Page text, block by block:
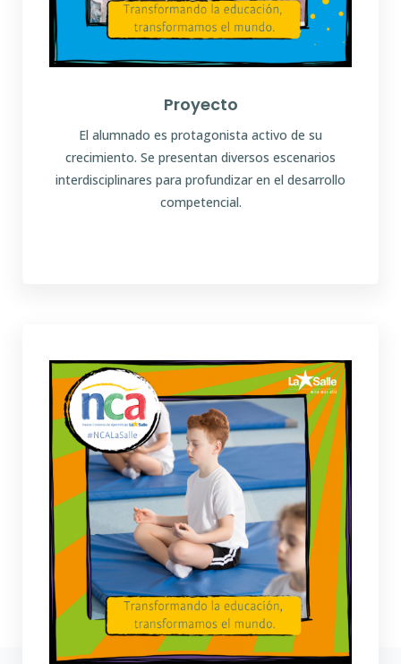
Proyecto
El alumnado es protagonista activo de su
crecimiento. Se presentan diversos escenarios
interdisciplinares para profundizar en el desarrollo
competencial.